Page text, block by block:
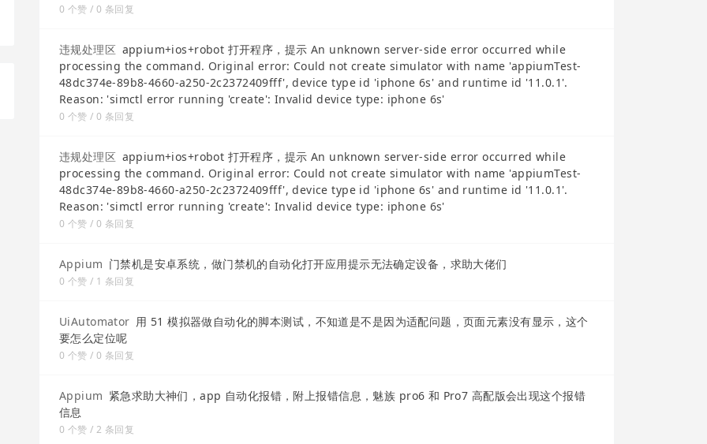
0 个赞 / 0 条回复
违规处理区 appium+ios+robot 打开程序，提示 An unknown server-side error occurred while
processing the command. Original error: Could not create simulator with name 'appiumTest-
48dc374e-89b8-4660-a250-2c2372409fff', device type id 'iphone 6s' and runtime id '11.0.1'.
Reason: 'simctl error running 'create': Invalid device type: iphone 6s'
0 个赞 / 0 条回复
违规处理区 appium+ios+robot 打开程序，提示 An unknown server-side error occurred while
processing the command. Original error: Could not create simulator with name 'appiumTest-
48dc374e-89b8-4660-a250-2c2372409fff', device type id 'iphone 6s' and runtime id '11.0.1'.
Reason: 'simctl error running 'create': Invalid device type: iphone 6s'
0 个赞 / 0 条回复
Appium 门禁机是安卓系统，做门禁机的自动化打开应用提示无法确定设备，求助大佬们
0 个赞 / 1 条回复
UiAutomator 用 51 模拟器做自动化的脚本测试，不知道是不是因为适配问题，页面元素没有显示，这个
要怎么定位呢
0 个赞 / 0 条回复
Appium 紧急求助大神们，app 自动化报错，附上报错信息，魅族 pro6 和 Pro7 高配版会出现这个报错
信息
0 个赞 / 2 条回复